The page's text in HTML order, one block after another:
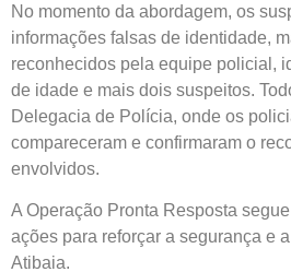
No momento da abordagem, os
informações falsas de identidade,
reconhecidos pela equipe policial,
de idade e mais dois suspeitos.
Delegacia de Polícia, onde os
compareceram e confirmaram o
envolvidos.
A Operação Pronta Resposta
ações para reforçar a segurança e
Atibaia.